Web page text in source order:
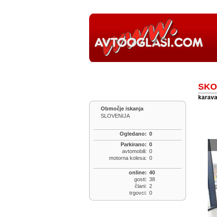
Območje iskanja
SLOVENIJA
Ogledano: 0
Parkirano: 0
avtomobili: 0
motorna kolesa: 0
online: 40
gosti: 38
člani: 2
trgovci: 0